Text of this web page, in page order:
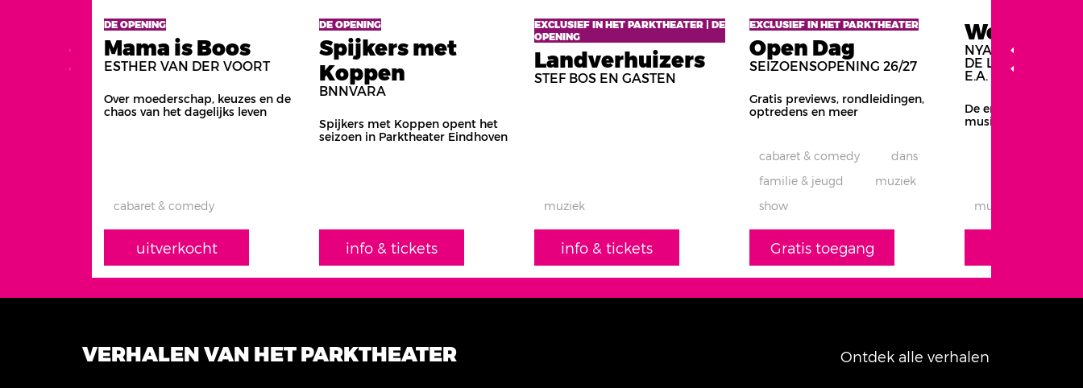
Mama is Boos
ESTHER VAN DER VOORT
DE OPENING
Over moederschap, keuzes en de
chaos van het dagelijks leven
cabaret & comedy
uitverkocht
Spijkers met
Koppen
BNNVARA
DE OPENING
Spijkers met Koppen opent het
seizoen in Parktheater Eindhoven
info & tickets
Landverhuizers
STEF BOS EN GASTEN
EXCLUSIEF IN HET PARKTHEATER | DE
OPENING
muziek
info & tickets
Open Dag
SEIZOENSOPENING 26/27
EXCLUSIEF IN HET PARKTHEATER
Gratis previews, rondleidingen,
optredens en meer
cabaret & comedy
dans
familie & jeugd
muziek
show
Gratis toegang
We Will
NYASSA
DE LAAT, LUCAS
E.A.
De enige echte
musical!
musical
VERHALEN VAN HET PARKTHEATER Ontdek alle verhalen